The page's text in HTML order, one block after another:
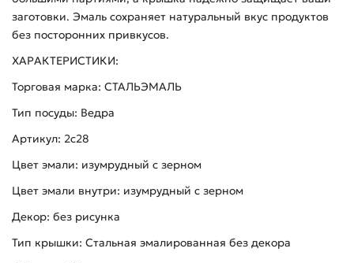
заготовки. Эмаль сохраняет натуральный вкус продуктов
без посторонних привкусов.
ХАРАКТЕРИСТИКИ:
Торговая марка: СТАЛЬЭМАЛЬ
Тип посуды: Ведра
Артикул: 2с28
Цвет эмали: изумрудный с зерном
Цвет эмали внутри: изумрудный с зерном
Декор: без рисунка
Тип крышки: Стальная эмалированная без декора